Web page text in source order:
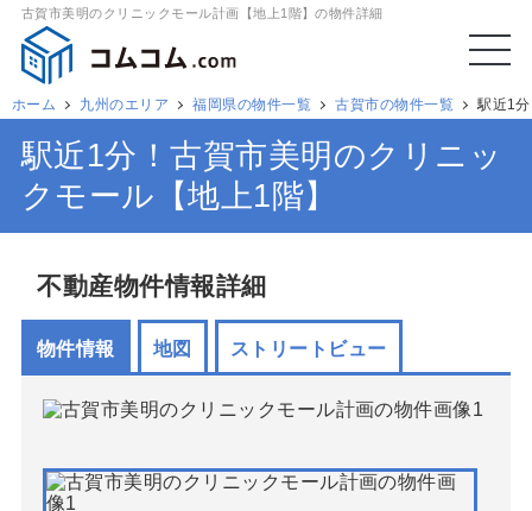
古賀市美明のクリニックモール計画【地上1階】の物件詳細
ホーム 九州のエリア 福岡県の物件一覧 古賀市の物件一覧 駅近1
駅近1分！古賀市美明のクリニッ
クモール【地上1階】
不動産物件情報詳細
物件情報 地図 ストリートビュー